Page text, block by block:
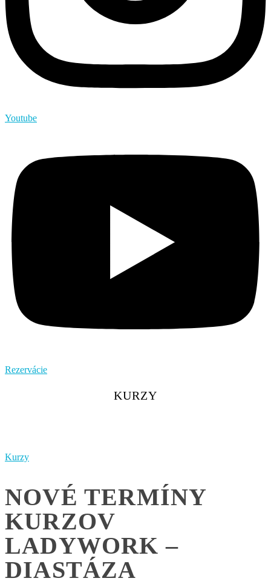
Youtube
Rezervácie
KURZY
Kurzy
NOVÉ TERMÍNY
KURZOV
LADYWORK –
DIASTÁZA